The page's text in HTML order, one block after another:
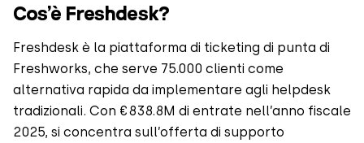
Cos’è Freshdesk?
Freshdesk è la piattaforma di ticketing di punta di
Freshworks, che serve 75.000 clienti come
alternativa rapida da implementare agli helpdesk
tradizionali. Con €838.8M di entrate nell’anno fiscale
2025, si concentra sull’offerta di supporto